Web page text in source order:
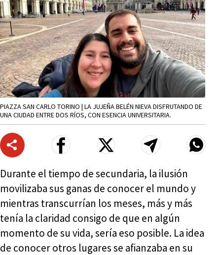
PIAZZA SAN CARLO TORINO | LA JUJEÑA BELÉN NIEVA DISFRUTANDO DE
UNA CIUDAD ENTRE DOS RÍOS, CON ESENCIA UNIVERSITARIA.
Durante el tiempo de secundaria, la ilusión
movilizaba sus ganas de conocer el mundo y
mientras transcurrían los meses, más y más
tenía la claridad consigo de que en algún
momento de su vida, sería eso posible. La idea
de conocer otros lugares se afianzaba en su